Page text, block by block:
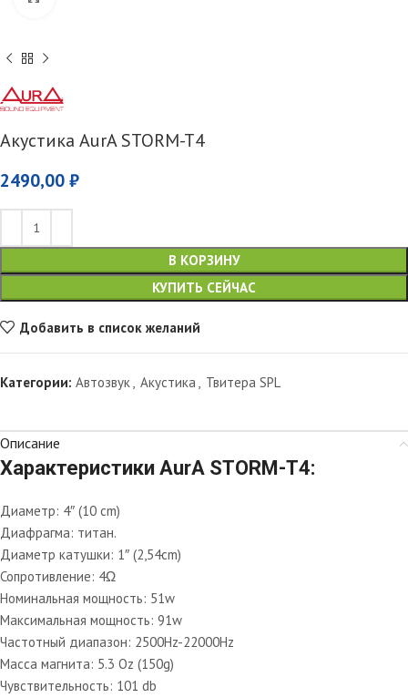
Акустика AurA STORM-T4
2490,00 ₽
В КОРЗИНУ
КУПИТЬ СЕЙЧАС
Добавить в список желаний
Категории: Автозвук, Акустика , Твитера SPL
Описание
Характеристики AurA STORM-T4:
Диаметр: 4″ (10 cm)
Диафрагма: титан.
Диаметр катушки: 1″ (2,54cm)
Сопротивление: 4Ω
Номинальная мощность: 51w
Максимальная мощность: 91w
Частотный диапазон: 2500Hz-22000Hz
Масса магнита: 5.3 Oz (150g)
Чувствительность: 101 db